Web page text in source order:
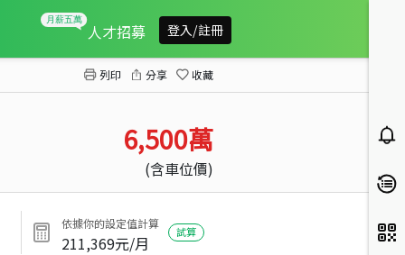
人才招募 登入/註冊
列印 分享 收藏
6,500萬
(含車位價)
依據你的設定值計算
211,369元/月
試算